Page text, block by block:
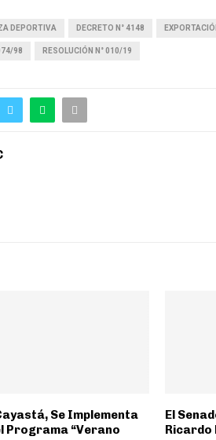
DEPORTIVA DECRETO N° 4148
98 RESOLUCIÓN N° 010/19
Se Implementa
Programa “Verano
El
Ricardo